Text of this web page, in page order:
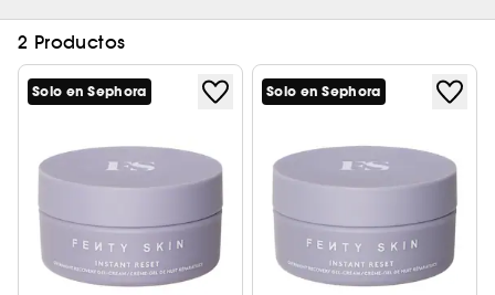
2 Productos
Solo en Sephora Solo en Sephora